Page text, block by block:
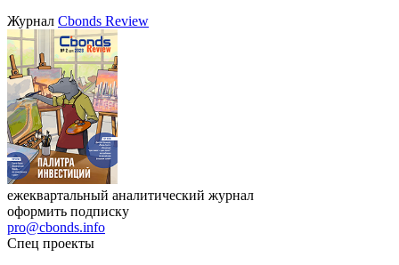
Журнал Cbonds Review
ежеквартальный аналитический журнал
оформить подписку
pro@cbonds.info
Спец проекты